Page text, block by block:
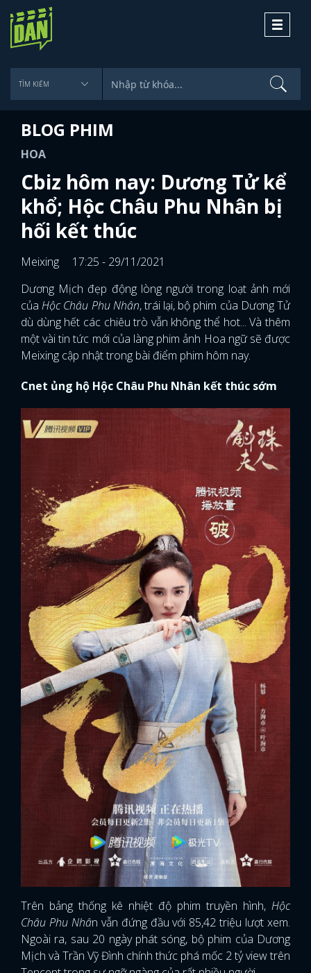
Toggle
BLOG PHIM
HOA
Cbiz hôm nay: Dương Tử kể
khổ; Hộc Châu Phu Nhân bị
hối kết thúc
Meixing
17:25 - 29/11/2021
Dương Mịch đẹp động lòng người trong loạt ảnh mới
củaHộc Châu Phu Nhân, trái lại, bộ phim của Dương Tử
dù dùng hết các chiêu trò vẫn không thể hot... Và thêm
một vài tin tức mới của làng phim ảnh Hoa ngữ sẽ được
Meixing cập nhật trong bài điểm phim hôm nay.
Cnet ủng hộ Hộc Châu Phu Nhân kết thúc sớm
Trên bảng thống kê nhiệt độ phim truyền hình, Hộc
Châu Phu Nhân vẫn đứng đầu với 85,42 triệu lượt xem.
Ngoài ra, sau 20 ngày phát sóng, bộ phim của Dương
Mịch và Trần Vỹ Đình chính thức phá mốc 2 tỷ view trên